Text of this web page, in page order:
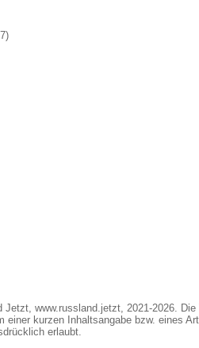
Jetzt, www.russland.jetzt, 2021-2026.
einer kurzen Inhaltsangabe bzw. eines
erlaubt.